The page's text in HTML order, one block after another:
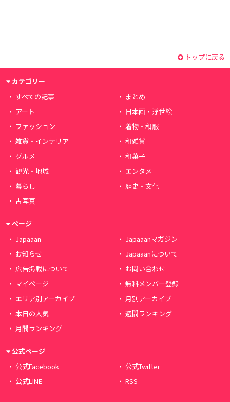
トップに戻る
カテゴリー
すべての記事
まとめ
アート
日本画・浮世絵
ファッション
着物・和服
雑貨・インテリア
和雑貨
グルメ
和菓子
観光・地域
エンタメ
暮らし
歴史・文化
古写真
ページ
Japaaan
Japaaanマガジン
お知らせ
Japaaanについて
広告掲載について
お問い合わせ
マイページ
無料メンバー登録
エリア別アーカイブ
月別アーカイブ
本日の人気
週間ランキング
月間ランキング
公式ページ
公式Facebook
公式Twitter
公式LINE
RSS